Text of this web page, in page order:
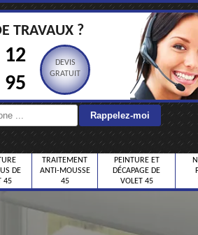
TRAVAUX ?
12
95
DEVIS
GRATUIT
DE
45
TRAITEMENT
ANTI-MOUSSE
45
PEINTURE ET
DÉCAPAGE DE
VOLET 45